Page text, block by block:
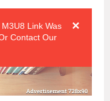
×
Link Was
Contact Our